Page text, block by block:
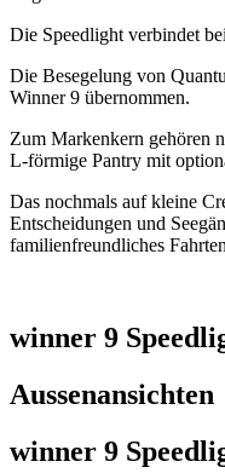
Die Speedlight verbindet
Die Besegelung von
Winner 9 übernommen.
Zum Markenkern gehören
L-förmige Pantry mit
Das nochmals auf kleine
Entscheidungen und
familienfreundliches
winner 9
Aussenansichten
winner 9